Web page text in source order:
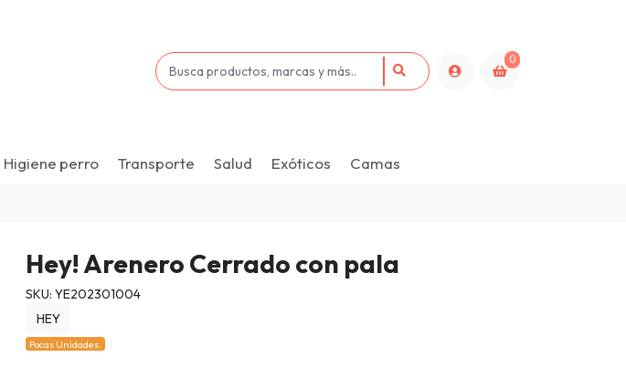
0
Higiene perro Transporte Salud Exóticos Camas
Hey! Arenero Cerrado con pala
SKU: YE202301004
HEY
Pocas Unidades.